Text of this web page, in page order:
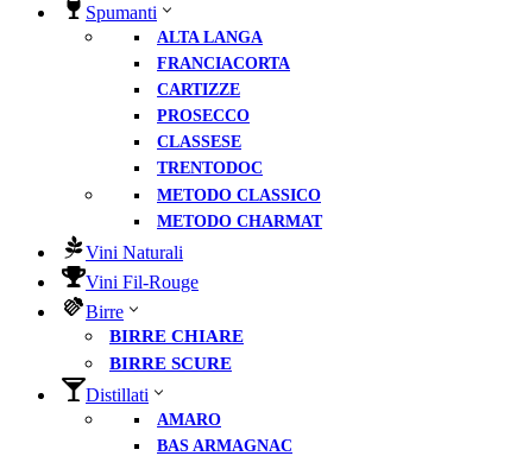
Spumanti
ALTA LANGA
FRANCIACORTA
CARTIZZE
PROSECCO
CLASSESE
TRENTODOC
METODO CLASSICO
METODO CHARMAT
Vini Naturali
Vini Fil-Rouge
Birre
BIRRE CHIARE
BIRRE SCURE
Distillati
AMARO
BAS ARMAGNAC